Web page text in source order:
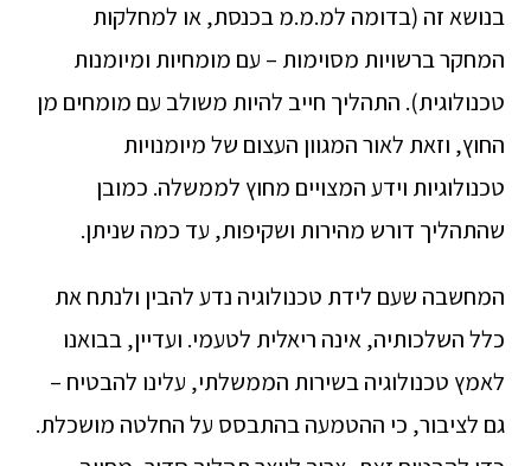
בנושא זה (בדומה למ.מ.מ בכנסת, או למחלקות
המחקר ברשויות מסוימות – עם מומחיות ומיומנות
טכנולוגית). התהליך חייב להיות משולב עם מומחים מן
החוץ, וזאת לאור המגוון העצום של מיומנויות
טכנולוגיות וידע המצויים מחוץ לממשלה. כמובן
שהתהליך דורש מהירות ושקיפות, עד כמה שניתן.
המחשבה שעם לידת טכנולוגיה נדע להבין ולנתח את
כלל השלכותיה, אינה ריאלית לטעמי. ועדיין, בבואנו
לאמץ טכנולוגיה בשירות הממשלתי, עלינו להבטיח –
גם לציבור, כי ההטמעה בהתבסס על החלטה מושכלת.